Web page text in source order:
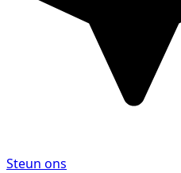
Steun ons